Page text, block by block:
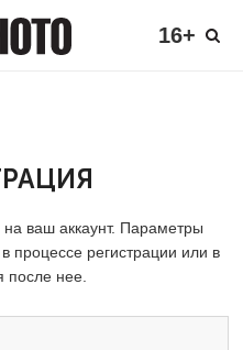
16+
ваш аккаунт. Параметры
процессе регистрации или в
нее.